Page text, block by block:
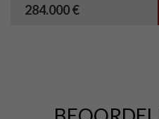
284.000 €